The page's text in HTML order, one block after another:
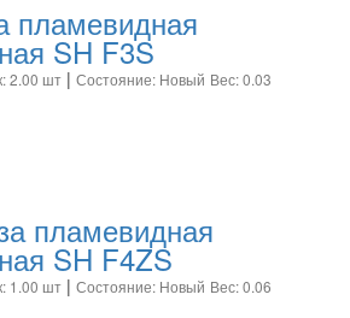
пламевидная
SH F3S
2.00 шт | Состояние: Новый Вес: 0.03
пламевидная
SH F4ZS
1.00 шт | Состояние: Новый Вес: 0.06